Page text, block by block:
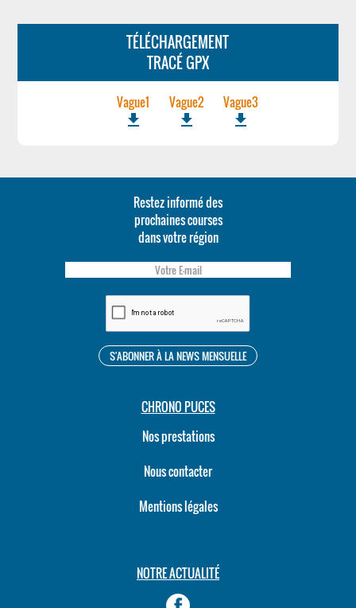
TÉLÉCHARGEMENT
TRACÉ GPX
Vague1
file_download
Vague2
file_download
Vague3
file_download
Restez informé des
prochaines courses
dans votre région
CHRONO PUCES
Nos prestations
Nous contacter
Mentions légales
NOTRE ACTUALITÉ